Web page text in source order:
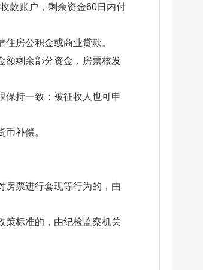
款账户，剩余资金60日内付
房公积金或商业贷款。
额剩余部分资金，房票核发
持一致；被征收人也可申
补偿。
房票进行套现等行为的，由
策标准的，由纪检监察机关